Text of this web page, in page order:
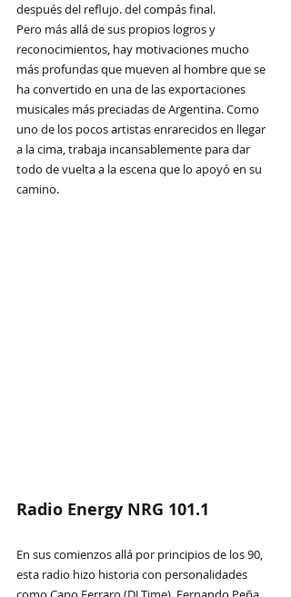
después del reflujo. del compás final.
Pero más allá de sus propios logros y
reconocimientos, hay motivaciones mucho
más profundas que mueven al hombre que se
ha convertido en una de las exportaciones
musicales más preciadas de Argentina. Como
uno de los pocos artistas enrarecidos en llegar
a la cima, trabaja incansablemente para dar
todo de vuelta a la escena que lo apoyó en su
camino.
Radio Energy NRG 101.1
En sus comienzos allá por principios de los 90,
esta radio hizo historia con personalidades